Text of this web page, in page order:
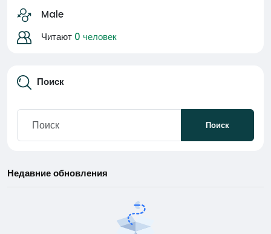
Male
Читают 0 человек
Поиск
Поиск
Недавние обновления